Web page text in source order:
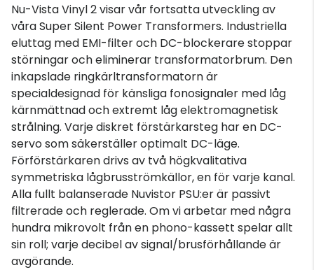
Nu-Vista Vinyl 2 visar vår fortsatta utveckling av
våra Super Silent Power Transformers. Industriella
eluttag med EMI-filter och DC-blockerare stoppar
störningar och eliminerar transformatorbrum. Den
inkapslade ringkärltransformatorn är
specialdesignad för känsliga fonosignaler med låg
kärnmättnad och extremt låg elektromagnetisk
strålning. Varje diskret förstärkarsteg har en DC-
servo som säkerställer optimalt DC-läge.
Förförstärkaren drivs av två högkvalitativa
symmetriska lågbrusströmkällor, en för varje kanal.
Alla fullt balanserade Nuvistor PSU:er är passivt
filtrerade och reglerade. Om vi arbetar med några
hundra mikrovolt från en phono-kassett spelar allt
sin roll; varje decibel av signal/brusförhållande är
avgörande.